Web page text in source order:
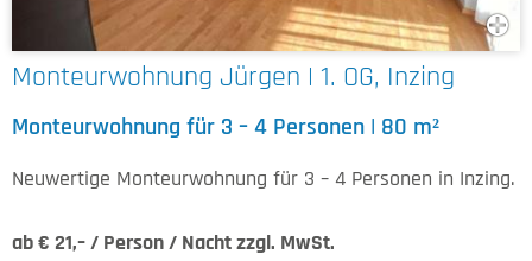
Monteurwohnung Jürgen | 1. OG, Inzing
Monteurwohnung für 3 – 4 Personen | 80 m²
Neuwertige Monteurwohnung für 3 – 4 Personen in Inzing.
ab € 21,– / Person / Nacht zzgl. MwSt.